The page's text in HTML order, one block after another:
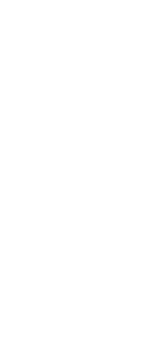
müssen, können
bei der zuständigen
gebührenpflichtig sein.
Stelle.
leisten. Sie